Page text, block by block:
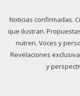
Noticias confirmadas.
que ilustran.
nutren. Voces y
Revelaciones
y